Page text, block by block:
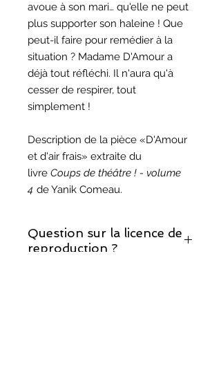
avoue à son mari… qu'elle ne peut
plus supporter son haleine ! Que
peut-il faire pour remédier à la
situation ? Madame D'Amour a
déjà tout réfléchi. Il n'aura qu'à
cesser de respirer, tout
simplement !
Description de la pièce «D'Amour
et d'air frais» extraite du
livre Coups de théâtre ! - volume
4 de Yanik Comeau.
Question sur la licence de
reproduction ?